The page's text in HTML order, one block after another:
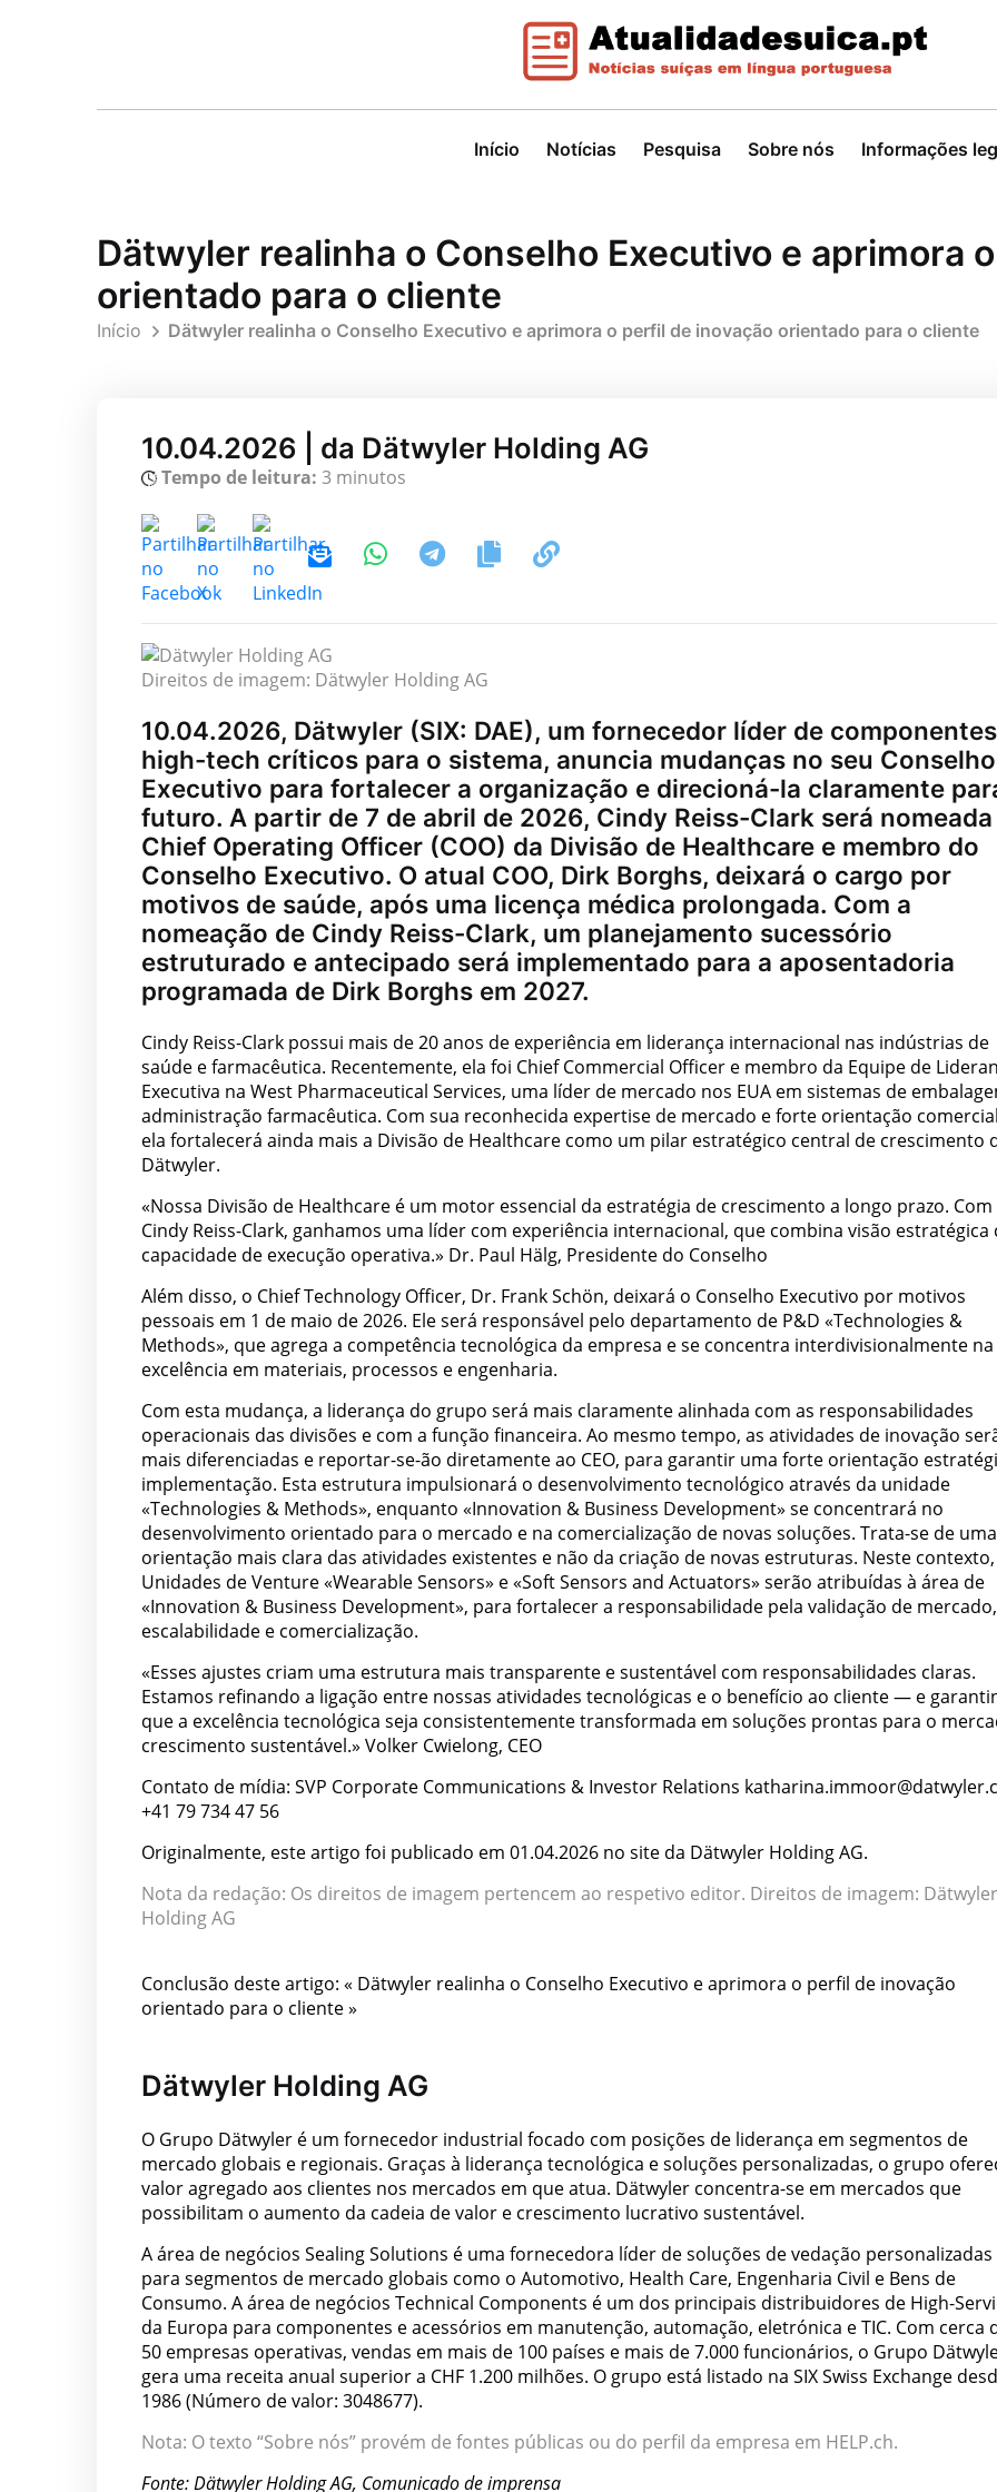
Início Notícias Pesquisa Sobre nós Informações
Dätwyler realinha o Conselho Executivo e aprimora
orientado para o cliente
Início Dätwyler realinha o Conselho Executivo e aprimora o perfil de inovação orientado para o cliente
10.04.2026 | da Dätwyler Holding AG
Tempo de leitura: 3 minutos
Direitos de imagem: Dätwyler Holding AG
10.04.2026, Dätwyler (SIX: DAE), um fornecedor líder de componentes
high-tech críticos para o sistema, anuncia mudanças no seu Conselho
Executivo para fortalecer a organização e direcioná-la claramente
futuro. A partir de 7 de abril de 2026, Cindy Reiss-Clark será nomeada
Chief Operating Officer (COO) da Divisão de Healthcare e membro do
Conselho Executivo. O atual COO, Dirk Borghs, deixará o cargo por
motivos de saúde, após uma licença médica prolongada. Com a
nomeação de Cindy Reiss-Clark, um planejamento sucessório
estruturado e antecipado será implementado para a aposentadoria
programada de Dirk Borghs em 2027.
Cindy Reiss-Clark possui mais de 20 anos de experiência em liderança internacional nas indústrias de
saúde e farmacêutica. Recentemente, ela foi Chief Commercial Officer e membro da Equipe de
Executiva na West Pharmaceutical Services, uma líder de mercado nos EUA em sistemas de
administração farmacêutica. Com sua reconhecida expertise de mercado e forte orientação
ela fortalecerá ainda mais a Divisão de Healthcare como um pilar estratégico central de crescimento
Dätwyler.
«Nossa Divisão de Healthcare é um motor essencial da estratégia de crescimento a longo prazo. Com
Cindy Reiss-Clark, ganhamos uma líder com experiência internacional, que combina visão estratégica
capacidade de execução operativa.» Dr. Paul Hälg, Presidente do Conselho
Além disso, o Chief Technology Officer, Dr. Frank Schön, deixará o Conselho Executivo por motivos
pessoais em 1 de maio de 2026. Ele será responsável pelo departamento de P&D «Technologies &
Methods», que agrega a competência tecnológica da empresa e se concentra interdivisionalmente na
excelência em materiais, processos e engenharia.
Com esta mudança, a liderança do grupo será mais claramente alinhada com as responsabilidades
operacionais das divisões e com a função financeira. Ao mesmo tempo, as atividades de inovação
mais diferenciadas e reportar-se-ão diretamente ao CEO, para garantir uma forte orientação
implementação. Esta estrutura impulsionará o desenvolvimento tecnológico através da unidade
«Technologies & Methods», enquanto «Innovation & Business Development» se concentrará no
desenvolvimento orientado para o mercado e na comercialização de novas soluções. Trata-se de uma
orientação mais clara das atividades existentes e não da criação de novas estruturas. Neste
Unidades de Venture «Wearable Sensors» e «Soft Sensors and Actuators» serão atribuídas à área de
«Innovation & Business Development», para fortalecer a responsabilidade pela validação de mercado,
escalabilidade e comercialização.
«Esses ajustes criam uma estrutura mais transparente e sustentável com responsabilidades claras.
Estamos refinando a ligação entre nossas atividades tecnológicas e o benefício ao cliente — e
que a excelência tecnológica seja consistentemente transformada em soluções prontas para o
crescimento sustentável.» Volker Cwielong, CEO
Contato de mídia: SVP Corporate Communications & Investor Relations
+41 79 734 47 56
Originalmente, este artigo foi publicado em 01.04.2026 no site da Dätwyler Holding AG.
Nota da redação: Os direitos de imagem pertencem ao respetivo editor. Direitos de imagem: Dätwyler
Holding AG
Conclusão deste artigo: « Dätwyler realinha o Conselho Executivo e aprimora o perfil de inovação
orientado para o cliente »
Dätwyler Holding AG
O Grupo Dätwyler é um fornecedor industrial focado com posições de liderança em segmentos de
mercado globais e regionais. Graças à liderança tecnológica e soluções personalizadas, o grupo
valor agregado aos clientes nos mercados em que atua. Dätwyler concentra-se em mercados que
possibilitam o aumento da cadeia de valor e crescimento lucrativo sustentável.
A área de negócios Sealing Solutions é uma fornecedora líder de soluções de vedação personalizadas
para segmentos de mercado globais como o Automotivo, Health Care, Engenharia Civil e Bens de
Consumo. A área de negócios Technical Components é um dos principais distribuidores de High-
da Europa para componentes e acessórios em manutenção, automação, eletrónica e TIC. Com cerca
50 empresas operativas, vendas em mais de 100 países e mais de 7.000 funcionários, o Grupo
gera uma receita anual superior a CHF 1.200 milhões. O grupo está listado na SIX Swiss Exchange
1986 (Número de valor: 3048677).
Nota: O texto “Sobre nós” provém de fontes públicas ou do perfil da empresa em HELP.ch.
Fonte: Dätwyler Holding AG, Comunicado de imprensa